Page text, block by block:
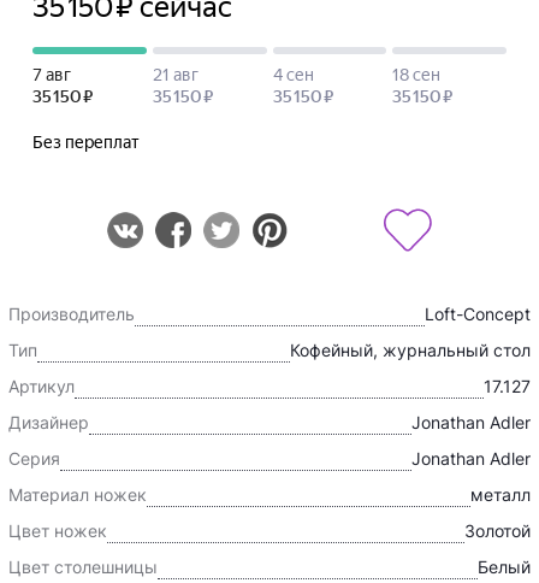
Производитель
Loft-Concept
Тип
Кофейный, журнальный стол
Артикул
17.127
Дизайнер
Jonathan Adler
Серия
Jonathan Adler
Материал ножек
металл
Цвет ножек
Золотой
Цвет столешницы
Белый